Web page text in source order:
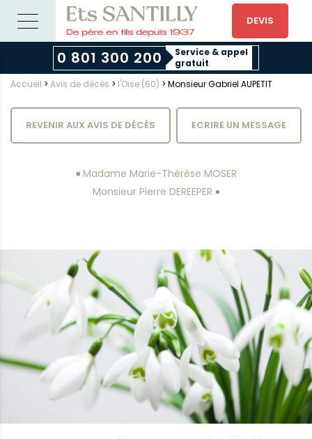
DEVIS
0 801 300 200
Service & appel
gratuit
Accueil > Avis de décès > l'Oise (60) > Monsieur Gabriel AUPETIT
REVENIR AUX AVIS DE DÉCÈS ECRIRE UN MESSAGE
« Madame Marie-Thérèse MOSER
Monsieur Pierre DEREEPER »